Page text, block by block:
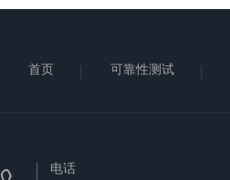
首页 可靠性测试
电话